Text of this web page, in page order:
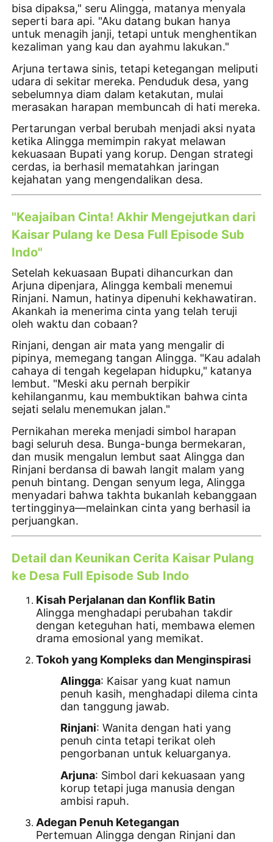
bisa dipaksa," seru Alingga, matanya menyala
seperti bara api. "Aku datang bukan hanya
untuk menagih janji, tetapi untuk menghentikan
kezaliman yang kau dan ayahmu lakukan."
Arjuna tertawa sinis, tetapi ketegangan meliputi
udara di sekitar mereka. Penduduk desa, yang
sebelumnya diam dalam ketakutan, mulai
merasakan harapan membuncah di hati mereka.
Pertarungan verbal berubah menjadi aksi nyata
ketika Alingga memimpin rakyat melawan
kekuasaan Bupati yang korup. Dengan strategi
cerdas, ia berhasil mematahkan jaringan
kejahatan yang mengendalikan desa.
"Keajaiban Cinta! Akhir Mengejutkan dari
Kaisar Pulang ke Desa Full Episode Sub
Indo"
Setelah kekuasaan Bupati dihancurkan dan
Arjuna dipenjara, Alingga kembali menemui
Rinjani. Namun, hatinya dipenuhi kekhawatiran.
Akankah ia menerima cinta yang telah teruji
oleh waktu dan cobaan?
Rinjani, dengan air mata yang mengalir di
pipinya, memegang tangan Alingga. "Kau adalah
cahaya di tengah kegelapan hidupku," katanya
lembut. "Meski aku pernah berpikir
kehilanganmu, kau membuktikan bahwa cinta
sejati selalu menemukan jalan."
Pernikahan mereka menjadi simbol harapan
bagi seluruh desa. Bunga-bunga bermekaran,
dan musik mengalun lembut saat Alingga dan
Rinjani berdansa di bawah langit malam yang
penuh bintang. Dengan senyum lega, Alingga
menyadari bahwa takhta bukanlah kebanggaan
tertingginya—melainkan cinta yang berhasil ia
perjuangkan.
Detail dan Keunikan Cerita Kaisar Pulang
ke Desa Full Episode Sub Indo
Kisah Perjalanan dan Konflik Batin
Alingga menghadapi perubahan takdir
dengan keteguhan hati, membawa elemen
drama emosional yang memikat.
Tokoh yang Kompleks dan Menginspirasi
Alingga: Kaisar yang kuat namun
penuh kasih, menghadapi dilema cinta
dan tanggung jawab.
Rinjani: Wanita dengan hati yang
penuh cinta tetapi terikat oleh
pengorbanan untuk keluarganya.
Arjuna: Simbol dari kekuasaan yang
korup tetapi juga manusia dengan
ambisi rapuh.
Adegan Penuh Ketegangan
Pertemuan Alingga dengan Rinjani dan